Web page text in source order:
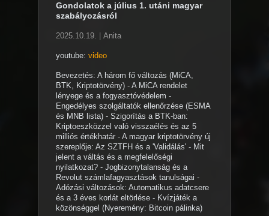
Gondolatok a július 1. utáni magyar
szabályozásról
2025.10.19. Anita
youtube: video
Bevezetés: A három fő változás (MiCA,
BTK, Kriptotörvény) - A MiCA rendelet
lényege és a fogyasztóvédelem -
Engedélyes szolgáltatók ellenőrzése (ESMA
és MNB lista) - Szigorítás a BTK-ban:
Kriptoeszközzel való visszaélés és az 5
milliós értékhatár - A magyar kriptotörvény új
szereplője: Az SZTFH és a 'Validálás' - Mit
jelent a váltás és a megfelelőségi
nyilatkozat? - Jogbizonytalanság és a
Revolut számlafagyasztások tanulságai -
Adózási változások: Automatikus adatcsere
és a 3 éves korlát eltörlése - Kvízjáték a
közönséggel (Nyeremény: Bitcoin pálinka)